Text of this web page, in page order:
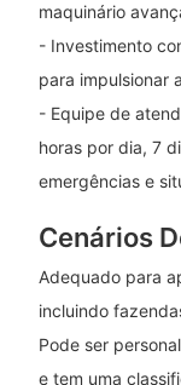
maquinário
- Investimento
para impulsionar
- Equipe de
horas por dia, 7
emergências e
Cenários
Adequado para
incluindo
Pode ser
e tem uma